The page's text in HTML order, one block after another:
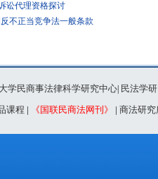
讼代理资格探讨
不正当竞争法一般条款
学民商事法律科学研究中心| 民法学
课程 | 《国联民商法网刊》 | 商法研究